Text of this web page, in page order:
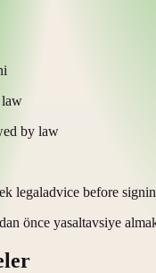
law
by law
legaladvice before
önce yasaltavsiye